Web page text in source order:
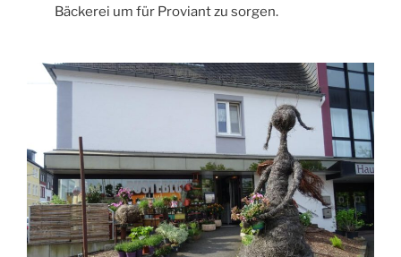
Bäckerei um für Proviant zu sorgen.